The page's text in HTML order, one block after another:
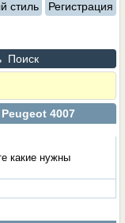
стиль Регистрация
Поиск
4007
какие нужны